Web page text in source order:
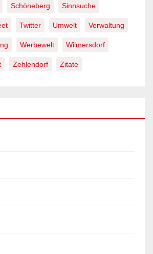
Schöneberg Sinnsuche
Twitter Umwelt Verwaltung
Werbewelt Wilmersdorf
Zehlendorf Zitate